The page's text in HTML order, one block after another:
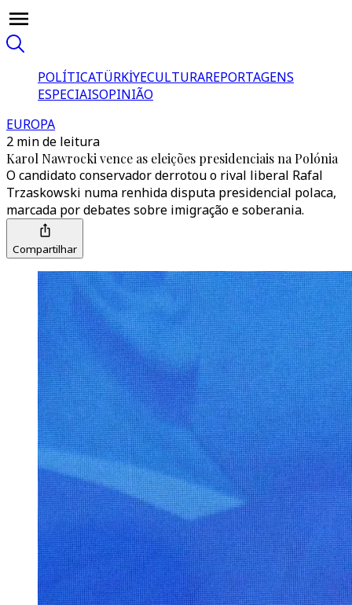
POLÍTICATÜRKİYECULTURAREPORTAGENS
ESPECIAISOPINIÃO
EUROPA
2 min de leitura
Karol Nawrocki vence as eleições presidenciais na Polónia
O candidato conservador derrotou o rival liberal Rafal
Trzaskowski numa renhida disputa presidencial polaca,
marcada por debates sobre imigração e soberania.
Compartilhar